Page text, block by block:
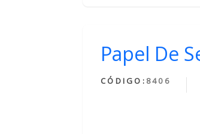
Papel De
CÓDIGO: 8406